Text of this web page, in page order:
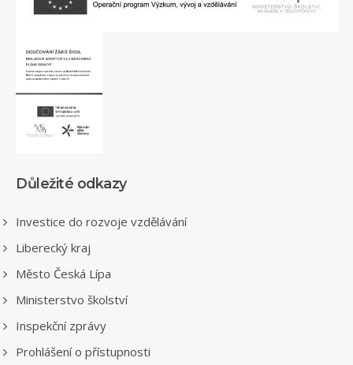
Důležité odkazy
Investice do rozvoje vzdělávání
Liberecký kraj
Město Česká Lípa
Ministerstvo školství
Inspekční zprávy
Prohlášení o přístupnosti